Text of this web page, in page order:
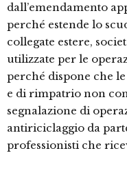
dall’emendamento
perché estende lo
collegate estere,
utilizzate per le
perché dispone che
e di rimpatrio non
segnalazione di
antiriciclaggio da
professionisti che